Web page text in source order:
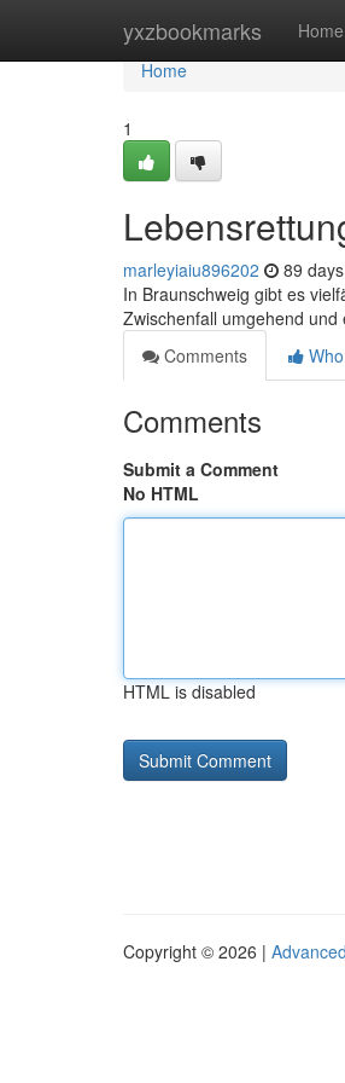
yxzbookmarks Home
Home
Home
1
marleyiaiu896202 89
In Braunschweig gibt es
Zwischenfall umgehend
Comments
Comments
Submit a Comment
No HTML
HTML is disabled
Copyright © 2026 |